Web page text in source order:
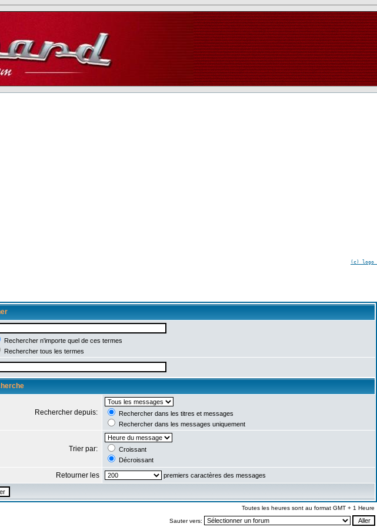
(c) logo
Rechercher n'importe quel de ces termes
Rechercher tous les termes
Rechercher depuis:
Rechercher dans les titres et messages
Rechercher dans les messages uniquement
Trier par:
Croissant
Décroissant
Retourner les premiers caractères des messages
Toutes les heures sont au format GMT + 1 Heure
Sauter vers: